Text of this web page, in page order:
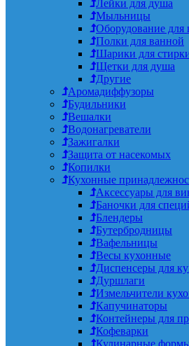
Лейки для душа
Мыльницы
Оборудование для
Полки для ванной
Шарики для
Щетки для душа
Другие
Аромадиффузоры
Будильники
Вешалки
Водонагреватели
Зажигалки
Защита от насекомых
Копилки
Кухонные
Аксессуары для
Баночки для
Блендеры
Бутербродницы
Вафельницы
Весы кухонные
Диспенсеры для
Дуршлаги
Измельчители
Капучинаторы
Контейнеры для
Кофеварки
Кулинарные